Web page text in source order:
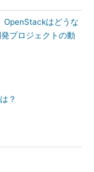
OpenStackはどうな
プロジェクトの動
？